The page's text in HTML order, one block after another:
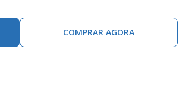
COMPRAR AGORA